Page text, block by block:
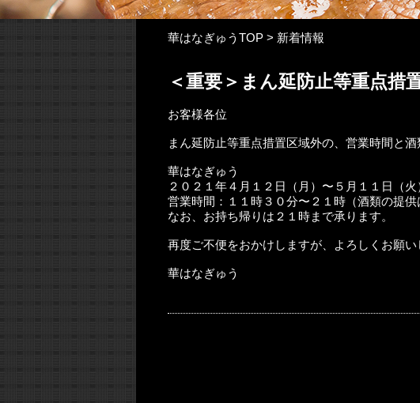
華はなぎゅうTOP > 新着情報
＜重要＞まん延防止等重点
お客様各位
まん延防止等重点措置区域外の、営業時間と
華はなぎゅう
２０２１年４月１２日（月）〜５月１１日（
営業時間：１１時３０分〜２１時（酒類の提供
なお、お持ち帰りは２１時まで承ります。
再度ご不便をおかけしますが、よろしくお願い
華はなぎゅう